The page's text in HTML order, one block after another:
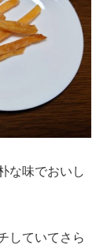
な味でおいし
していてさら